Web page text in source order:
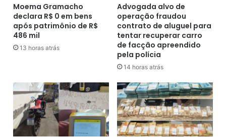
t
i
s
t
a
i
â
n
i
e
d
r
o
g
a
n
a
m
Moema Gramacho
declara R$ 0 em bens
após patrimônio de R$
486 mil
13 horas atrás
Advogada alvo de
operação fraudou
contrato de aluguel para
tentar recuperar carro
de facção apreendido
pela polícia
14 horas atrás